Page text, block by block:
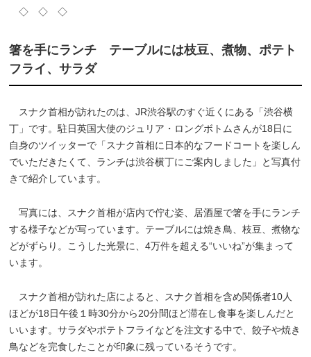
◇ ◇ ◇
箸を手にランチ テーブルには枝豆、煮物、ポテト
フライ、サラダ
スナク首相が訪れたのは、JR渋谷駅のすぐ近くにある「渋谷横
丁」です。駐日英国大使のジュリア・ロングボトムさんが18日に
自身のツイッターで「スナク首相に日本的なフードコートを楽しん
でいただきたくて、ランチは渋谷横丁にご案内しました」と写真付
きで紹介しています。
写真には、スナク首相が店内で佇む姿、居酒屋で箸を手にランチ
する様子などが写っています。テーブルには焼き鳥、枝豆、煮物な
どがずらり。こうした光景に、4万件を超える“いいね”が集まって
います。
スナク首相が訪れた店によると、スナク首相を含め関係者10人
ほどが18日午後１時30分から20分間ほど滞在し食事を楽しんだと
いいます。サラダやポテトフライなどを注文する中で、餃子や焼き
鳥などを完食したことが印象に残っているそうです。